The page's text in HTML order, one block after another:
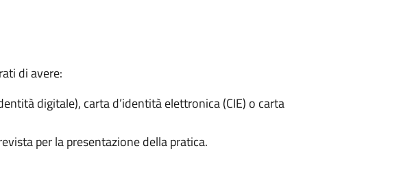
di avere:
digitale), carta d’identità elettronica (CIE) o carta
per la presentazione della pratica.